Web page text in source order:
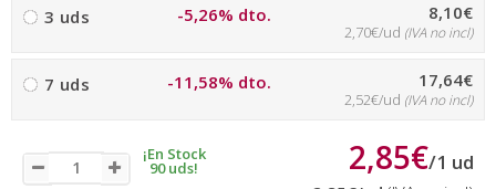
3 uds -5,26% dto. 8,10€
2,70€/ud (IVA no incl)
7 uds -11,58% dto. 17,64€
2,52€/ud (IVA no incl)
¡En Stock
90 uds! 2,85€/1 ud